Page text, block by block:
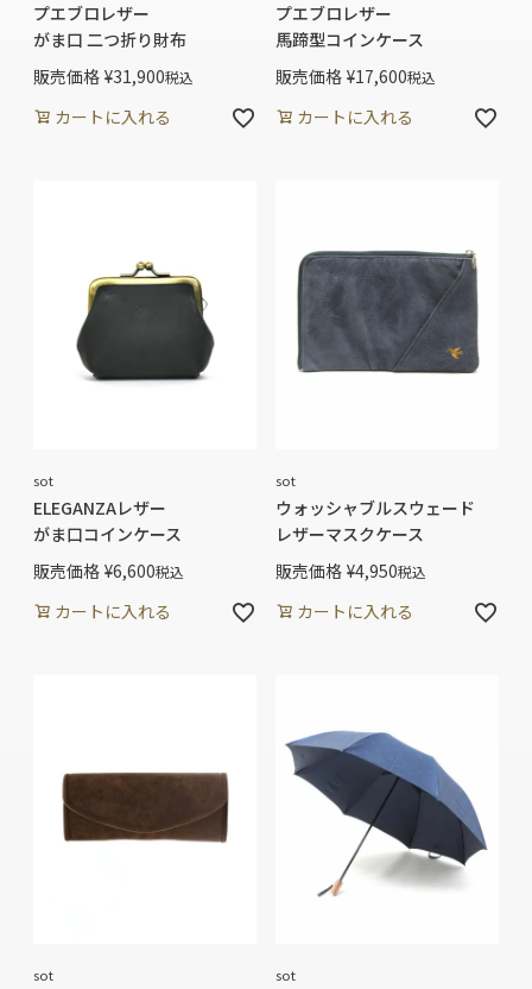
プエブロレザー
がま口 二つ折り財布
販売価格 ¥31,900税込
カートに入れる
プエブロレザー
馬蹄型コインケース
販売価格 ¥17,600税込
カートに入れる
sot
ELEGANZAレザー
がま口コインケース
販売価格 ¥6,600税込
カートに入れる
sot
ウォッシャブルスウェード
レザーマスクケース
販売価格 ¥4,950税込
カートに入れる
sot sot